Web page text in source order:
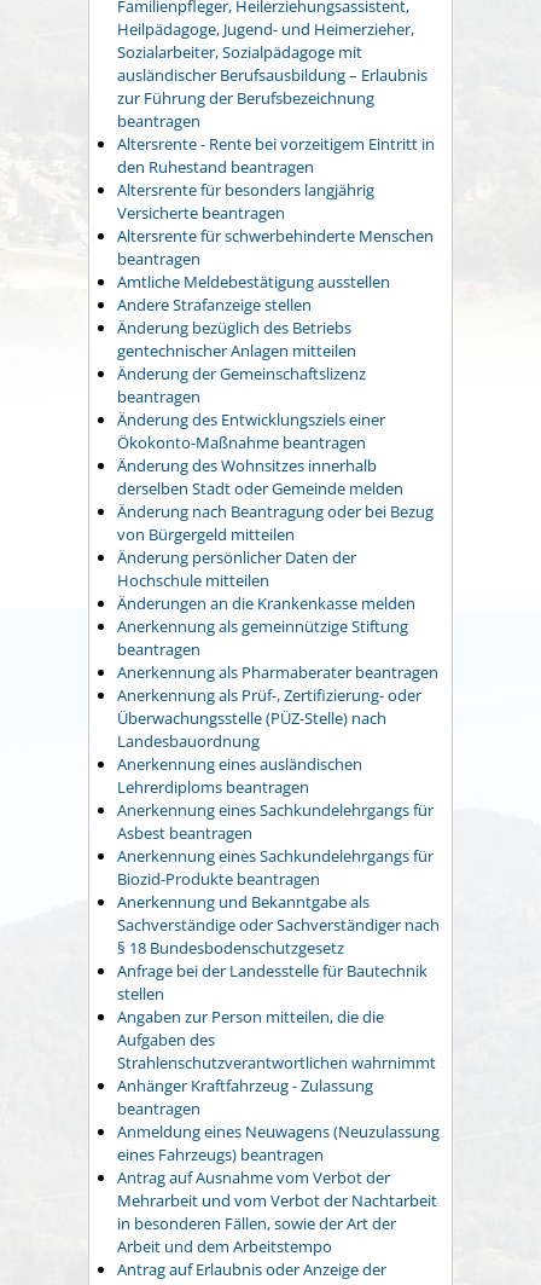
Familienpfleger, Heilerziehungsassistent,
Heilpädagoge, Jugend- und Heimerzieher,
Sozialarbeiter, Sozialpädagoge mit
ausländischer Berufsausbildung – Erlaubnis
zur Führung der Berufsbezeichnung
beantragen
Altersrente - Rente bei vorzeitigem Eintritt in
den Ruhestand beantragen
Altersrente für besonders langjährig
Versicherte beantragen
Altersrente für schwerbehinderte Menschen
beantragen
Amtliche Meldebestätigung ausstellen
Andere Strafanzeige stellen
Änderung bezüglich des Betriebs
gentechnischer Anlagen mitteilen
Änderung der Gemeinschaftslizenz
beantragen
Änderung des Entwicklungsziels einer
Ökokonto-Maßnahme beantragen
Änderung des Wohnsitzes innerhalb
derselben Stadt oder Gemeinde melden
Änderung nach Beantragung oder bei Bezug
von Bürgergeld mitteilen
Änderung persönlicher Daten der
Hochschule mitteilen
Änderungen an die Krankenkasse melden
Anerkennung als gemeinnützige Stiftung
beantragen
Anerkennung als Pharmaberater beantragen
Anerkennung als Prüf-, Zertifizierung- oder
Überwachungsstelle (PÜZ-Stelle) nach
Landesbauordnung
Anerkennung eines ausländischen
Lehrerdiploms beantragen
Anerkennung eines Sachkundelehrgangs für
Asbest beantragen
Anerkennung eines Sachkundelehrgangs für
Biozid-Produkte beantragen
Anerkennung und Bekanntgabe als
Sachverständige oder Sachverständiger nach
§ 18 Bundesbodenschutzgesetz
Anfrage bei der Landesstelle für Bautechnik
stellen
Angaben zur Person mitteilen, die die
Aufgaben des
Strahlenschutzverantwortlichen wahrnimmt
Anhänger Kraftfahrzeug - Zulassung
beantragen
Anmeldung eines Neuwagens (Neuzulassung
eines Fahrzeugs) beantragen
Antrag auf Ausnahme vom Verbot der
Mehrarbeit und vom Verbot der Nachtarbeit
in besonderen Fällen, sowie der Art der
Arbeit und dem Arbeitstempo
Antrag auf Erlaubnis oder Anzeige der